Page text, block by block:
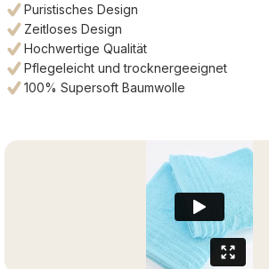
Puristisches Design
Zeitloses Design
Hochwertige Qualität
Pflegeleicht und trocknergeeignet
100% Supersoft Baumwolle